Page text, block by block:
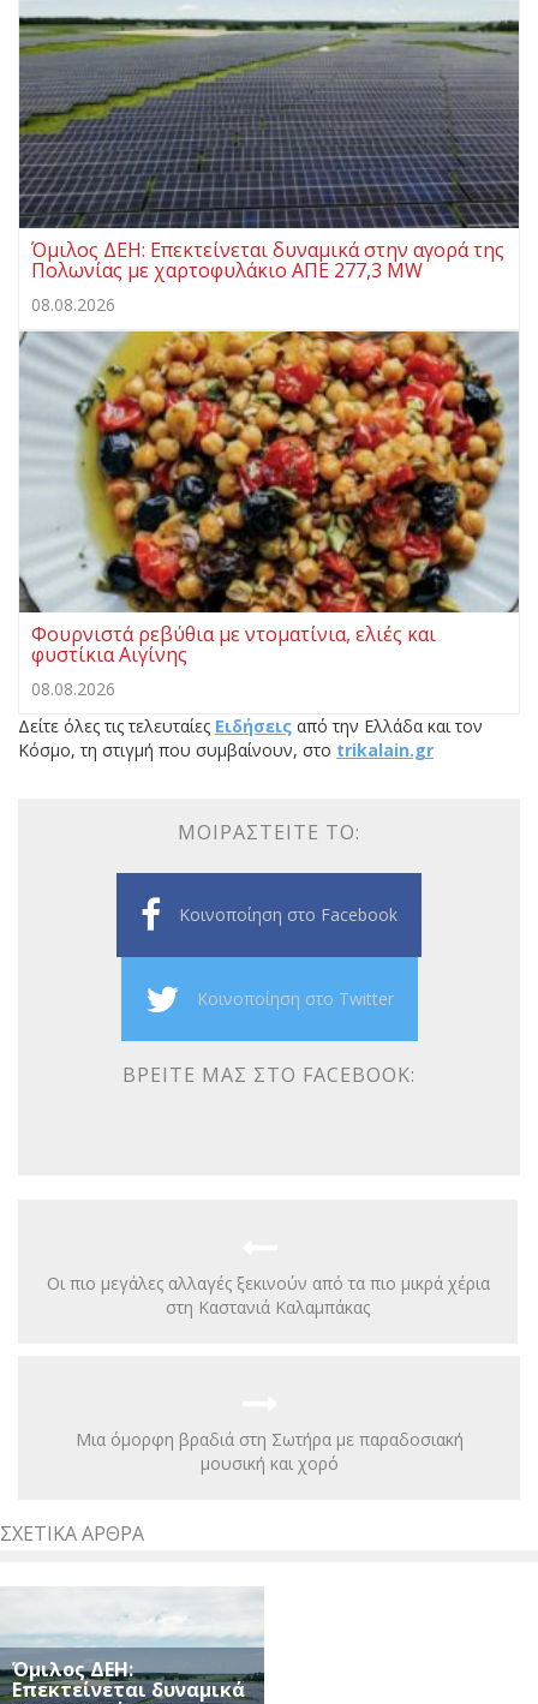
Όμιλος ΔΕΗ: Επεκτείνεται δυναμικά στην αγορά της
Πολωνίας με χαρτοφυλάκιο ΑΠΕ 277,3 MW
08.08.2026
Φουρνιστά ρεβύθια με ντοματίνια, ελιές και
φυστίκια Αιγίνης
08.08.2026
Δείτε όλες τις τελευταίες Ειδήσεις από την Ελλάδα και τον
Κόσμο, τη στιγμή που συμβαίνουν, στο trikalain.gr
ΜΟΙΡΑΣΤΕΊΤΕ ΤΟ:
Κοινοποίηση στο Facebook
Κοινοποίηση στο Twitter
ΒΡΕΊΤΕ ΜΑΣ ΣΤΟ FACEBOOK:
Οι πιο μεγάλες αλλαγές ξεκινούν από τα πιο μικρά χέρια
στη Καστανιά Καλαμπάκας
Μια όμορφη βραδιά στη Σωτήρα με παραδοσιακή
μουσική και χορό
ΣΧΕΤΙΚΆ ΆΡΘΡΑ
Όμιλος ΔΕΗ:
Επεκτείνεται δυναμικά